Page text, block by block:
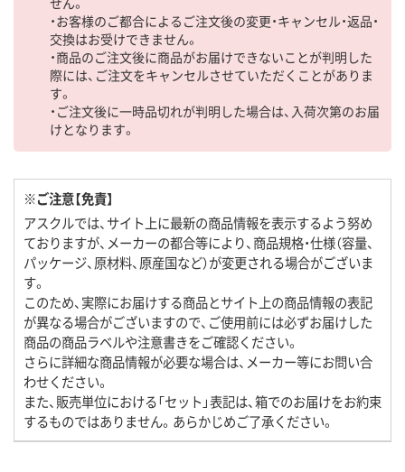
・お客様のご都合によるご注文後の変更・キャンセル・返品・
交換はお受けできません。
・商品のご注文後に商品がお届けできないことが判明した
際には、ご注文をキャンセルさせていただくことがありま
す。
・ご注文後に一時品切れが判明した場合は、入荷次第のお届
けとなります。
※ご注意【免責】
アスクルでは、サイト上に最新の商品情報を表示するよう努め
ておりますが、メーカーの都合等により、商品規格・仕様（容量、
パッケージ、原材料、原産国など）が変更される場合がございま
す。
このため、実際にお届けする商品とサイト上の商品情報の表記
が異なる場合がございますので、ご使用前には必ずお届けした
商品の商品ラベルや注意書きをご確認ください。
さらに詳細な商品情報が必要な場合は、メーカー等にお問い合
わせください。
また、販売単位における「セット」表記は、箱でのお届けをお約束
するものではありません。あらかじめご了承ください。